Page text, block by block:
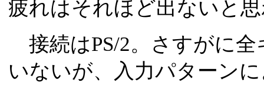
疲れはそれほど出ないと
接続はPS/2。さすがに
いないが、入力パターン